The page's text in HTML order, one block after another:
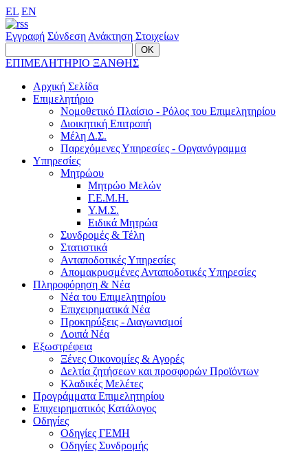
EL EN
Εγγραφή Σύνδεση Ανάκτηση Στοιχείων
ΕΠΙΜΕΛΗΤΗΡΙΟ ΞΑΝΘΗΣ
Αρχική Σελίδα
Επιμελητήριο
Νομοθετικό Πλαίσιο - Ρόλος του Επιμελητηρίου
Διοικητική Επιτροπή
Μέλη Δ.Σ.
Παρεχόμενες Υπηρεσίες - Οργανόγραμμα
Υπηρεσίες
Μητρώου
Μητρώο Μελών
Γ.Ε.Μ.Η.
Υ.Μ.Σ.
Ειδικά Μητρώα
Συνδρομές & Τέλη
Στατιστικά
Ανταποδοτικές Υπηρεσίες
Απομακρυσμένες Ανταποδοτικές Υπηρεσίες
Πληροφόρηση & Νέα
Νέα του Επιμελητηρίου
Επιχειρηματικά Νέα
Προκηρύξεις - Διαγωνισμοί
Λοιπά Νέα
Εξωστρέφεια
Ξένες Οικονομίες & Αγορές
Δελτία ζητήσεων και προσφορών Προϊόντων
Κλαδικές Μελέτες
Προγράμματα Επιμελητηρίου
Επιχειρηματικός Κατάλογος
Οδηγίες
Οδηγίες ΓΕΜΗ
Οδηγίες Συνδρομής